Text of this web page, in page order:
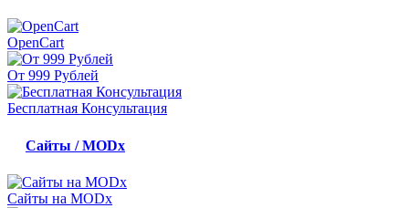
OpenCart
От 999 Рублей
Бесплатная Консультация
Сайты / MODx
Сайты на MODx